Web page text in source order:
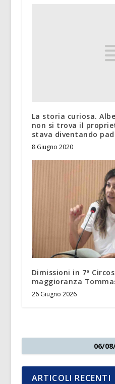
La storia curiosa.
non si trova il
stava diventando
8 Giugno 2020
Dimissioni in 7ª
maggioranza
26 Giugno 2026
06/
ARTICOLI RECENTI